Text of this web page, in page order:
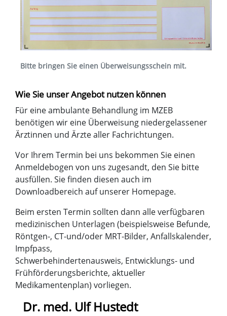
Bitte bringen Sie einen Überweisungsschein mit.
Wie Sie unser Angebot nutzen können
Für eine ambulante Behandlung im MZEB
benötigen wir eine Überweisung niedergelassener
Ärztinnen und Ärzte aller Fachrichtungen.
Vor Ihrem Termin bei uns bekommen Sie einen
Anmeldebogen von uns zugesandt, den Sie bitte
ausfüllen. Sie finden diesen auch im
Downloadbereich auf unserer Homepage.
Beim ersten Termin sollten dann alle verfügbaren
medizinischen Unterlagen (beispielsweise Befunde,
Röntgen-, CT-und/oder MRT-Bilder, Anfallskalender,
Impfpass,
Schwerbehindertenausweis, Entwicklungs- und
Frühförderungsberichte, aktueller
Medikamentenplan) vorliegen.
Dr. med. Ulf Hustedt